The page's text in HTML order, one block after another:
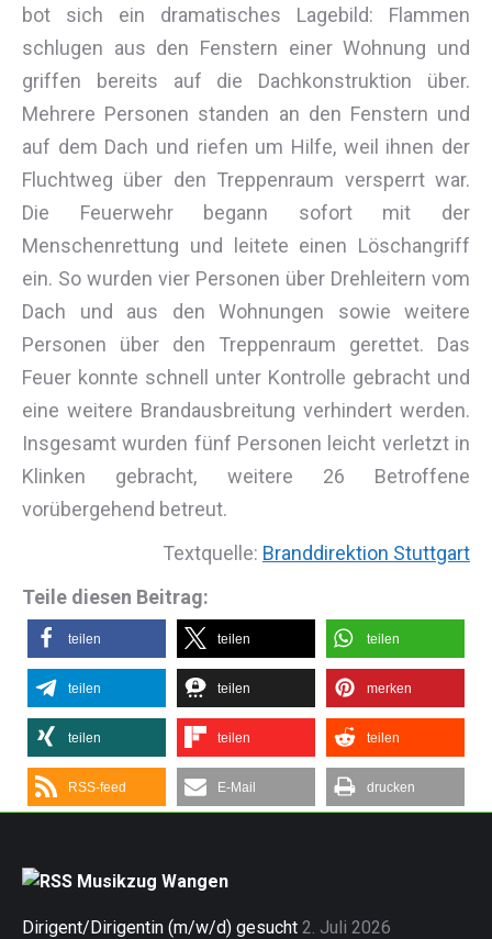
bot sich ein dramatisches Lagebild: Flammen
schlugen aus den Fenstern einer Wohnung und
griffen bereits auf die Dachkonstruktion über.
Mehrere Personen standen an den Fenstern und
auf dem Dach und riefen um Hilfe, weil ihnen der
Fluchtweg über den Treppenraum versperrt war.
Die Feuerwehr begann sofort mit der
Menschenrettung und leitete einen Löschangriff
ein. So wurden vier Personen über Drehleitern vom
Dach und aus den Wohnungen sowie weitere
Personen über den Treppenraum gerettet. Das
Feuer konnte schnell unter Kontrolle gebracht und
eine weitere Brandausbreitung verhindert werden.
Insgesamt wurden fünf Personen leicht verletzt in
Klinken gebracht, weitere 26 Betroffene
vorübergehend betreut.
Textquelle: Branddirektion Stuttgart
Teile diesen Beitrag:
teilen teilen teilen
teilen teilen merken
teilen teilen teilen
RSS-feed E-Mail drucken
Musikzug Wangen
Dirigent/Dirigentin (m/w/d) gesucht 2. Juli 2026